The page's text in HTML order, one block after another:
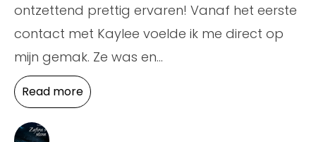
ontzettend prettig ervaren! Vanaf het eerste
contact met Kaylee voelde ik me direct op
mijn gemak. Ze was en...
Read more